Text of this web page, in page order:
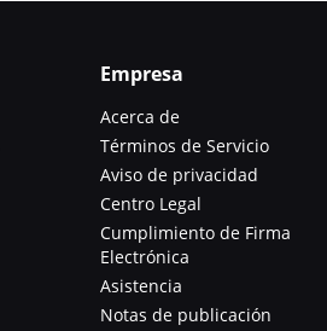
Empresa
Acerca de
Términos de Servicio
Aviso de privacidad
Centro Legal
Cumplimiento de Firma
Electrónica
Asistencia
Notas de publicación